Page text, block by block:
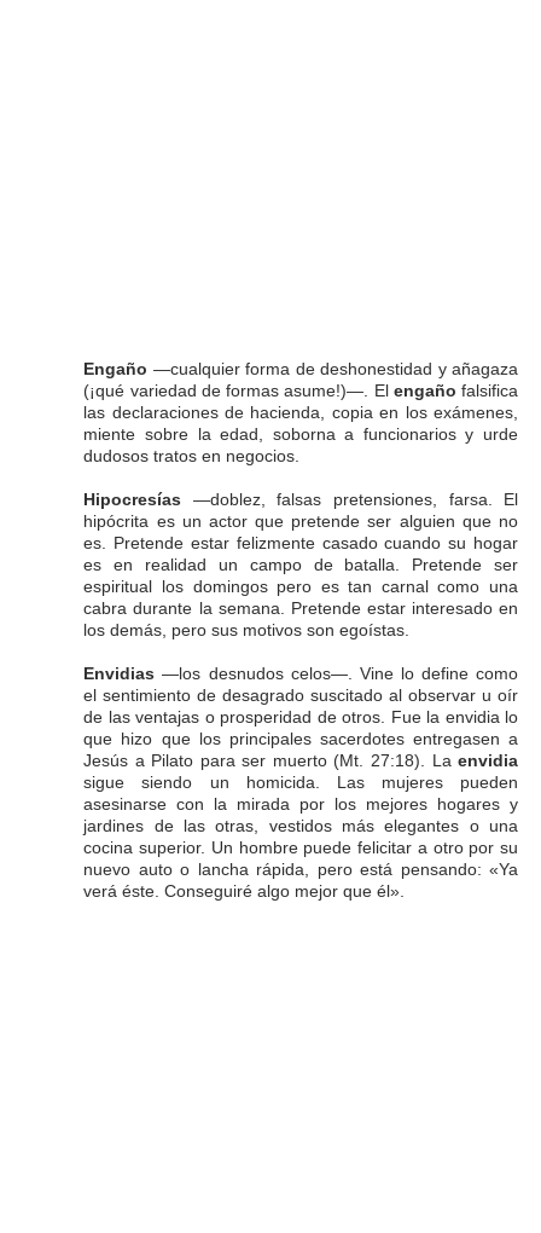
Engaño —cualquier forma de deshonestidad y añagaza
(¡qué variedad de formas asume!)—. El engañofalsifica
las declaraciones de hacienda, copia en los exámenes,
miente sobre la edad, soborna a funcionarios y urde
dudosos tratos en negocios.
Hipocresías —doblez, falsas pretensiones, farsa. El
hipócrita es un actor que pretende ser alguien que no
es. Pretende estar felizmente casado cuando su hogar
es en realidad un campo de batalla. Pretende ser
espiritual los domingos pero es tan carnal como una
cabra durante la semana. Pretende estar interesado en
los demás, pero sus motivos son egoístas.
Envidias—los desnudos celos—. Vine lo define como
el sentimiento de desagrado suscitado al observar u oír
de las ventajas o prosperidad de otros. Fue la envidia lo
que hizo que los principales sacerdotes entregasen a
Jesús a Pilato para ser muerto (Mt. 27:18). Laenvidia
sigue siendo un homicida. Las mujeres pueden
asesinarse con la mirada por los mejores hogares y
jardines de las otras, vestidos más elegantes o una
cocina superior. Un hombre puede felicitar a otro por su
nuevo auto o lancha rápida, pero está pensando: «Ya
verá éste. Conseguiré algo mejor que él».